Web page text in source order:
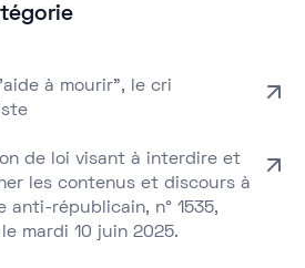
à mourir”, le cri
de loi visant à interdire et
les contenus et discours à
anti-républicain, n° 1535,
mardi 10 juin 2025.